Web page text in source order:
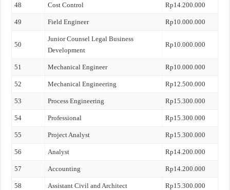
48 Cost Control Rp14.200.000
49 Field Engineer Rp10.000.000
50
Junior Counsel Legal Business
Development
Rp10.000.000
51 Mechanical Engineer Rp10.000.000
52 Mechanical Engineering Rp12.500.000
53 Process Engineering Rp15.300.000
54 Professional Rp15.300.000
55 Project Analyst Rp15.300.000
56 Analyst Rp14.200.000
57 Accounting Rp14.200.000
58 Assistant Civil and Architect Rp15.300.000